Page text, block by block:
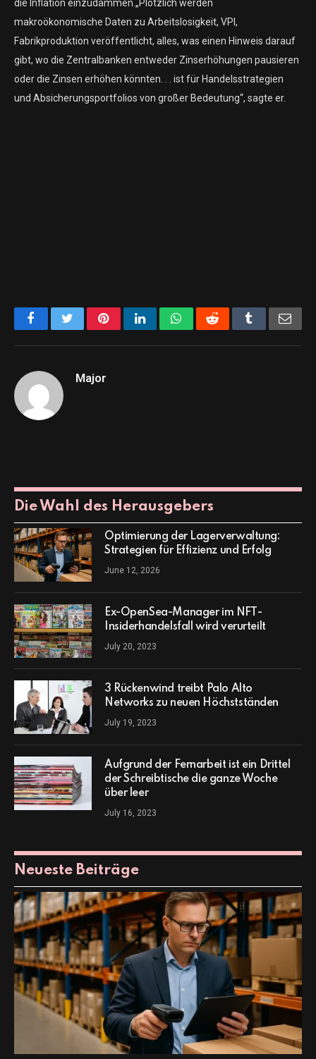
die Inflation einzudämmen. „Plötzlich werden
makroökonomische Daten zu Arbeitslosigkeit, VPI,
Fabrikproduktion veröffentlicht, alles, was einen Hinweis darauf
gibt, wo die Zentralbanken entweder Zinserhöhungen pausieren
oder die Zinsen erhöhen könnten. . . ist für Handelsstrategien
und Absicherungsportfolios von großer Bedeutung“, sagte er.
FacebookTwitterPinterestLinkedInWhatsAppReddit Tumblr
Major
Die Wahl des Herausgebers
Optimierung der Lagerverwaltung:
Strategien für Effizienz und Erfolg
June 12, 2026
Ex-OpenSea-Manager im NFT-
Insiderhandelsfall wird verurteilt
July 20, 2023
3 Rückenwind treibt Palo Alto
Networks zu neuen Höchstständen
July 19, 2023
Aufgrund der Fernarbeit ist ein Drittel
der Schreibtische die ganze Woche
über leer
July 16, 2023
Neueste Beiträge